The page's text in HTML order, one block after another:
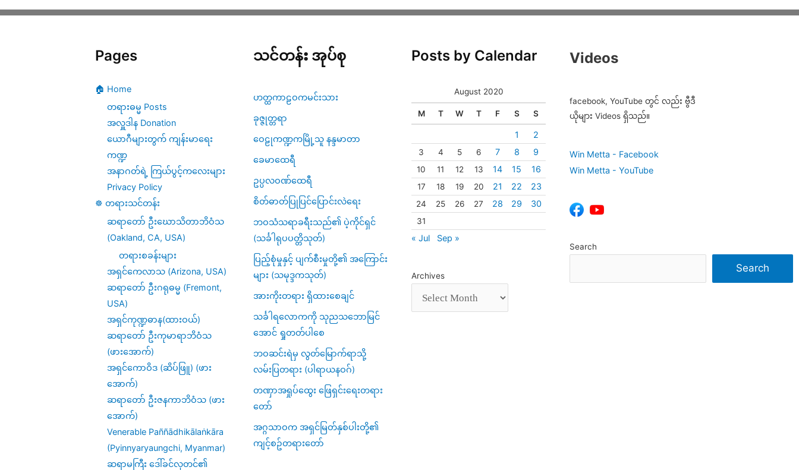
Pages
🏠 Home
တရားဓမ္မ Posts
အလှူဒါန Donation
ယောဂီများတွက် ကျန်းမာရေး
ကဏ္ဍ
အနာဂတ်ရဲ့ ကြယ်ပွင့်ကလေးများ
Privacy Policy
☸️ တရားသင်တန်း
ဆရာတော် ဦးဃောသိတာဘိဝံသ
(Oakland, CA, USA)
တရားစခန်းများ
အရှင်ကေလာသ (Arizona, USA)
ဆရာတော် ဦးဂရုဓမ္မ (Fremont,
USA)
အရှင်ကုဏ္ဍဓာန(ထားဝယ်)
ဆရာတော် ဦးကုမာရာဘိဝံသ
(ဖားအောက်)
အရှင်ကောဝိဒ (ဆိပ်ဖြူ) (ဖား
အောက်)
ဆရာတော် ဦးဇနကာဘိဝံသ (ဖား
အောက်)
Venerable Paññādhikālaṅkāra
(Pyinnyaryaungchi, Myanmar)
ဆရာမကြီး ဒေါ်ခင်လှတင်၏
သင်တန်း အုပ်စု
ဟတ္ထကာဠဝကမင်းသား
ခုဇ္ဇုတ္တရာ
ဝေဠုကဏ္ဍကမြို့သူ နန္ဒမာတာ
ခေမာထေရီ
ဥပ္ပလဝဏ်ထေရီ
စိတ်ဓာတ်ပြုပြင်ပြောင်းလဲရေး
ဘဝသံသရာခရီးသည်၏ ပဲ့ကိုင်ရှင်
(သင်္ခါရုပပတ္တိသုတ်)
ပြည့်စုံမှုနှင့် ပျက်စီးမှုတို့၏ အကြောင်း
များ (သမုဒ္ဒကသုတ်)
အားကိုးတရား ရှိထားစေချင်
သင်္ခါရလောကကို သုညသဘောမြင်
အောင် ရှုတတ်ပါစေ
ဘဝဆင်းရဲမှ လွတ်မြောက်ရာသို့
လမ်းပြတရား (ပါရာယနဝဂ်)
တဏှာအရှုပ်ထွေး ဖြေရှင်းရေးတရား
တော်
အဂ္ဂသာဝက အရှင်မြတ်နှစ်ပါးတို့၏
ကျင့်စဥ်တရားတော်
Posts by Calendar
August 2020
M T W T F S S
1 2
3 4 5 6 7 8 9
10 11 12 13 14 15 16
17 18 19 20 21 22 23
24 25 26 27 28 29 30
31
« Jul Sep »
Archives
Videos
facebook, YouTube တွင် လည်း ဗွီဒီ
ယိုများ Videos ရှိသည်။
Win Metta - Facebook
Win Metta - YouTube
Search
Search